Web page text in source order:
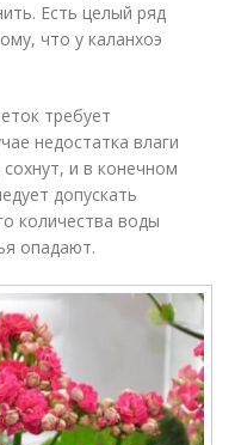
Есть целый ряд
что у каланхоэ
требует
недостатка влаги
и в конечном
допускать
количества воды
опадают.